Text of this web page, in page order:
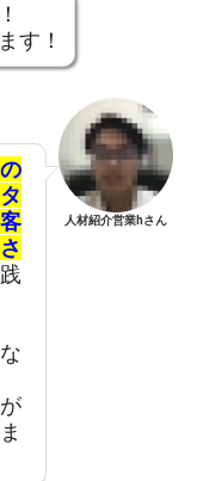
す！
人材紹介営業hさん